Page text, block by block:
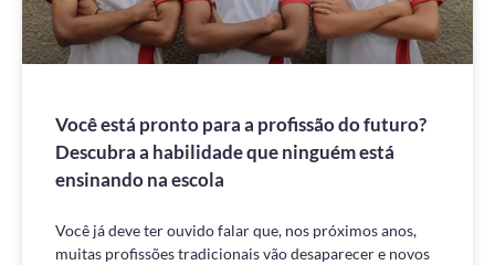
Você está pronto para a profissão do futuro?
Descubra a habilidade que ninguém está
ensinando na escola
Você já deve ter ouvido falar que, nos próximos anos,
muitas profissões tradicionais vão desaparecer e novos